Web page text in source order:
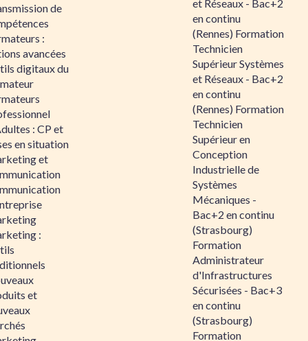
de
:
avancées
digitaux du
: CP et
en situation
et
:
et
et Réseaux - Bac+2
en continu
(Rennes) Formation
Technicien
Supérieur Systèmes
et Réseaux - Bac+2
en continu
(Rennes) Formation
Technicien
Supérieur en
Conception
Industrielle de
Systèmes
Mécaniques -
Bac+2 en continu
(Strasbourg)
Formation
Administrateur
d'Infrastructures
Sécurisées - Bac+3
en continu
(Strasbourg)
Formation